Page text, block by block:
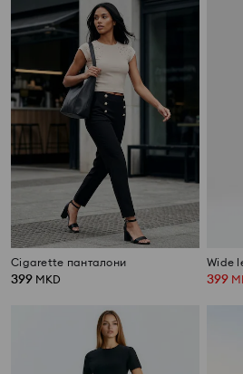
Cigarette панталони
399 MKD 399